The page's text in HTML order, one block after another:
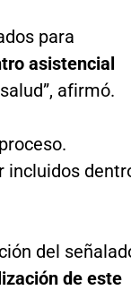
para
asistencial
afirmó.
incluidos
del
de este